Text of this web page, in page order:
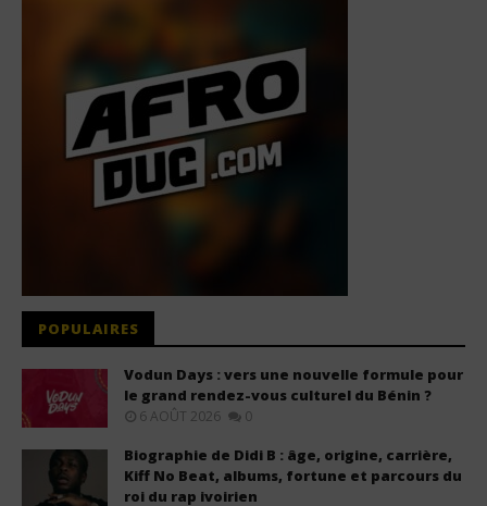
POPULAIRES
Vodun Days : vers une nouvelle formule pour
le grand rendez-vous culturel du Bénin ?
6 AOÛT 2026 0
Biographie de Didi B : âge, origine, carrière,
Kiff No Beat, albums, fortune et parcours du
roi du rap ivoirien